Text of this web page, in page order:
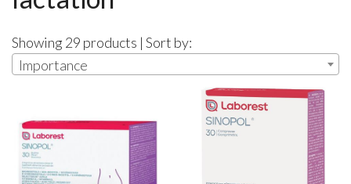
Showing 29 products | Sort by:
Importance